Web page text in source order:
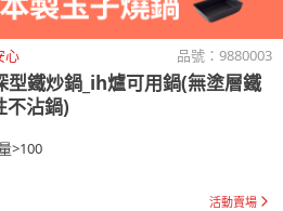
心 品號： 9880003
鐵炒鍋_ih爐可用鍋(無塗層鐵
不沾鍋)
>100
活動賣場